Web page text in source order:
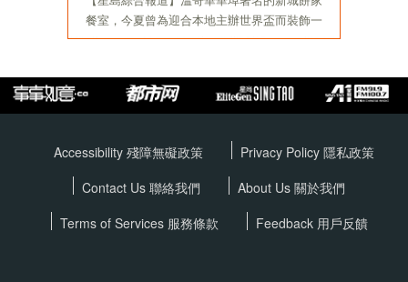
Accessibility 殘障無礙政策 Privacy Policy 隱私政策
Contact Us 聯絡我們
About Us 關於我們
Terms of Services 服務條款 Feedback 用戶反饋